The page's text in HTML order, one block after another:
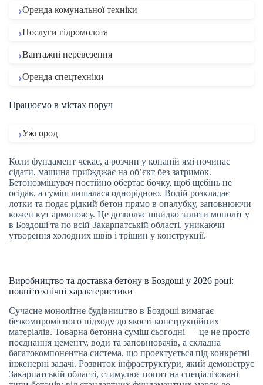
Оренда комунальної техніки
Послуги гідромолота
Вантажні перевезення
Оренда спецтехніки
Працюємо в містах поруч
Ужгород
Коли фундамент чекає, а розчин у копаній ямі починає
сідати, машина приїжджає на об’єкт без затримок.
Бетонозмішувач постійно обертає бочку, щоб щебінь не
осідав, а суміш лишалася однорідною. Водій розкладає
лотки та подає рідкий бетон прямо в опалубку, заповнюючи
кожен кут армопоясу. Це дозволяє швидко залити моноліт у
в Боздоші та по всій Закарпатській області, уникаючи
утворення холодних швів і тріщин у конструкції.
Виробництво та доставка бетону в Боздоші у 2026 році:
повні технічні характеристики
Сучасне монолітне будівництво в Боздоші вимагає
безкомпромісного підходу до якості конструкційних
матеріалів. Товарна бетонна суміш сьогодні — це не просто
поєднання цементу, води та заповнювачів, а складна
багатокомпонентна система, що проектується під конкретні
інженерні задачі. Розвиток інфраструктури, який демонструє
Закарпатській області, стимулює попит на спеціалізовані